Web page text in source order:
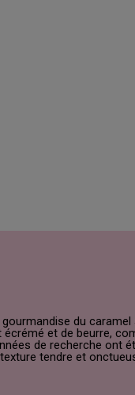
du
et de beurre,
de recherche ont
tendre et